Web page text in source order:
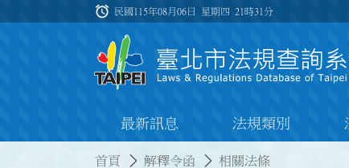
:::
alarm 民國115年08月06日 星期四21時31分
最新訊息 法規類別
首頁 解釋令函 相關法條